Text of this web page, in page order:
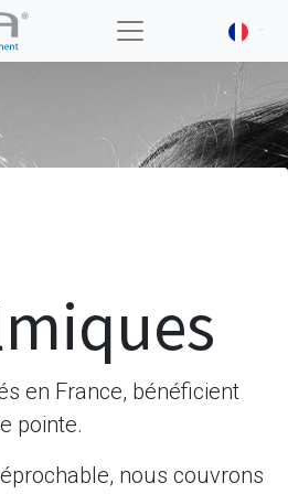
en France, bénéficient
pointe.
nous couvrons